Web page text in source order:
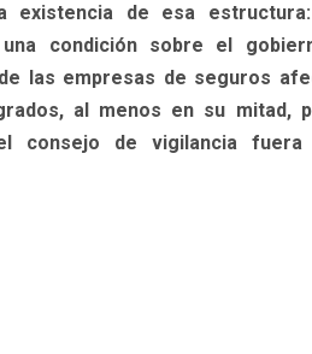
de esa estructura:
condición sobre el
las empresas de seguros
al menos en su mitad,
consejo de vigilancia fuera